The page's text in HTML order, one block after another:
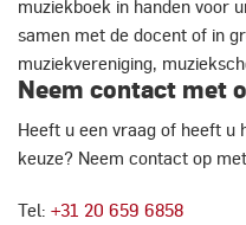
muziekboek in handen voor
samen met de docent of in
muziekvereniging,
Neem contact met
Heeft u een vraag of heeft u
keuze? Neem contact op
Tel: +31 20 659 6858